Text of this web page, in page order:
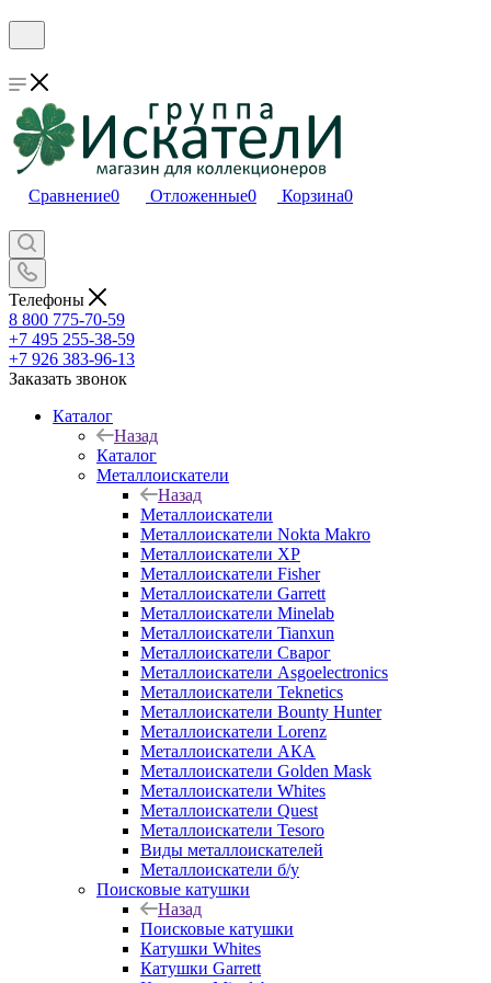
Сравнение0 Отложенные0 Корзина0
Телефоны
8 800 775-70-59
+7 495 255-38-59
+7 926 383-96-13
Заказать звонок
Каталог
Назад
Каталог
Металлоискатели
Назад
Металлоискатели
Металлоискатели Nokta Makro
Металлоискатели XP
Металлоискатели Fisher
Металлоискатели Garrett
Металлоискатели Minelab
Металлоискатели Tianxun
Металлоискатели Сварог
Металлоискатели Asgoelectronics
Металлоискатели Teknetics
Металлоискатели Bounty Hunter
Металлоискатели Lorenz
Металлоискатели АКА
Металлоискатели Golden Mask
Металлоискатели Whites
Металлоискатели Quest
Металлоискатели Tesoro
Виды металлоискателей
Металлоискатели б/у
Поисковые катушки
Назад
Поисковые катушки
Катушки Whites
Катушки Garrett